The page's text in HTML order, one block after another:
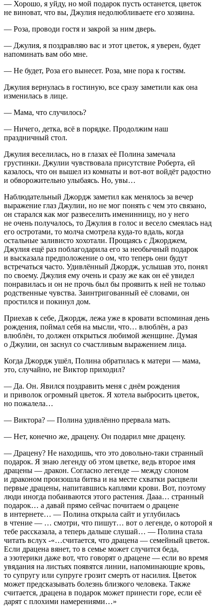
— Хорошо, я уйду, но мой подарок пусть останется, цветок
не виноват, что вы, Джулия недолюбливаете его хозяина.
— Роза, проводи гостя и закрой за ним дверь.
— Джулия, я поздравляю вас и этот цветок, я уверен, будет
напоминать вам обо мне.
— Не будет, Роза его вынесет. Роза, мне пора к гостям.
Джулия вернулась в гостиную, все сразу заметили как она
изменилась в лице.
— Мама, что случилось?
— Ничего, детка, всё в порядке. Продолжим наш
праздничный стол.
Джулия веселилась, но в глазах её Полина замечала
грустинки. Джулии чувствовала присутствие Роберта, ей
казалось, что он вышел из комнаты и вот-вот войдёт радостно
и обворожительно улыбаясь. Но, увы…
Наблюдательный Джордж заметил как менялось за вечер
выражение глаз Джулии, но не мог понять с чем это связано,
он старался как мог развеселить именинницу, но у него
не очень получалось, то Джулия в голос и весело смеялась над
его остротами, то молча смотрела куда-то вдаль, когда
остальные заливисто хохотали. Прощаясь с Джорджем,
Джулия ещё раз поблагодарила его за необычный подарок
и высказала предположение о ом, что теперь они будут
встречаться часто. Удивлённый Джордж, услышав это, понял
по своему. Джулия ему очень и сразу же как он её увидел
понравилась и он не прочь был бы проявить к ней не только
родственные чувства. Заинтригованный её словами, он
простился и покинул дом.
Приехав к себе, Джордж, лежа уже в кровати вспоминая день
рождения, поймал себя на мысли, что… влюблён, а раз
влюблён, то должен открыться любимой женщине. Думая
о Джулии, он заснул со счастливым выражением лица.
Когда Джордж ушёл, Полина обратилась к матери — мама,
это, случайно, не Виктор приходил?
— Да. Он. Явился поздравить меня с днём рождения
и приволок огромный цветок. Я хотела выбросить цветок,
но пожалела…
— Виктора? — Полина удивлённо прервала мать.
— Нет, конечно же, драцену. Он подарил мне драцену.
— Драцену? Не находишь, что это довольно-таки странный
подарок. Я знаю легенду об этом цветке, ведь второе имя
драцены — дракон. Согласно легенде — между слоном
и драконом произошла битва и на месте схватки расцвели
первые драцены, напитавшись каплями крови. Вот, поэтому
люди иногда побаиваются этого растения. Дааа… странный
подарок… а давай прямо сейчас почитаем о драцене
в интернете… — Полина открыла сайт и углубилась
в чтение — … смотри, что пишут… вот о легенде, о которой я
тебе рассказала, а теперь дальше слушай… — Полина стала
читать вслух -«…считается, что драцена — семейный цветок.
Если драцена вянет, то в семье может случится беда,
а эзотерики даже вот, что говорят о драцене — если во время
увядания на листьях появятся линии, напоминающие кровь,
то супругу или супруге грозит смерть от насилия. Цветок
может предсказывать болезнь близкого человека. Также
считается, драцена в подарок может принести горе, если её
дарят с плохими намерениями…»